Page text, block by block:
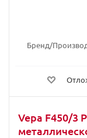
Бренд/
Vepa F450/3